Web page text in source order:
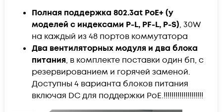
Полная поддержка 802.3at PoE+ (у
моделей с индексами P-L, PF-L, P-S), 30W
на каждый из 48 портов коммутатора
Два вентиляторных модуля и два блока
питания, в комплекте поставки один бп, с
резервированием и горячей заменой.
Доступны 4 варианта блоков питания
включая DC для поддержки PoE.!!!!!!!!!!!!!!!!!!!!